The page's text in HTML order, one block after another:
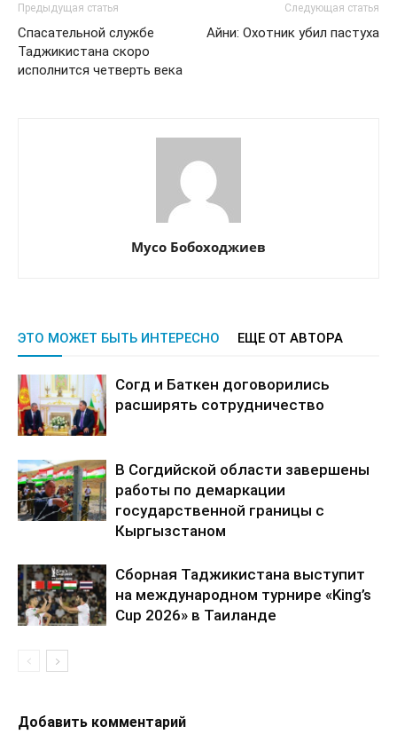
Предыдущая статья
Спасательной службе
Таджикистана скоро
исполнится четверть века
Следующая статья
Айни: Охотник убил пастуха
Мусо Бобоходжиев
ЭТО МОЖЕТ БЫТЬ ИНТЕРЕСНО ЕЩЕ ОТ АВТОРА
Согд и Баткен договорились
расширять сотрудничество
В Согдийской области завершены
работы по демаркации
государственной границы с
Кыргызстаном
Сборная Таджикистана выступит
на международном турнире «King’s
Cup 2026» в Таиланде
Добавить комментарий